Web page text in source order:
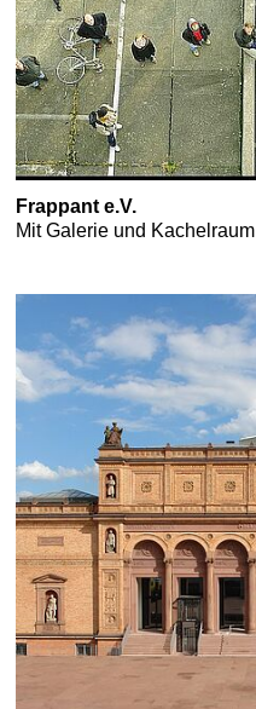
Frappant e.V.
Mit Galerie und Kachelraum